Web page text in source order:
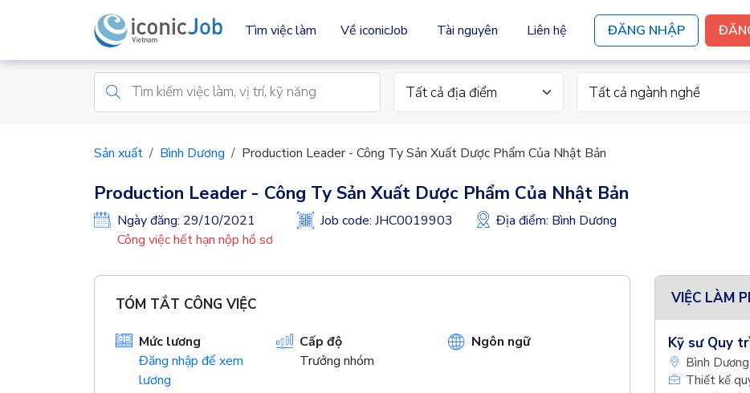
ĐĂNG NHẬP
Tìm việc làm Về iconicJob Tài nguyên Liên hệ
Tất cả địa điểm Tất cả ngành nghề
Sản xuất Bình Dương Production Leader - Công Ty Sản Xuất Dược Phẩm Của Nhật Bản
Production Leader - Công Ty Sản Xuất Dược Phẩm Của Nhật Bản
Ngày đăng: 29/10/2021
Công việc hết hạn nộp hồ sơ
Job code: JHC0019903 Địa điểm: Bình Dương
TÓM TẮT CÔNG VIỆC
Mức lương
Đăng nhập để xem
lương
Cấp độ
Trưởng nhóm
Ngôn ngữ
VIỆC LÀM
Kỹ sư Quy
Bình Dương
Thiết kế